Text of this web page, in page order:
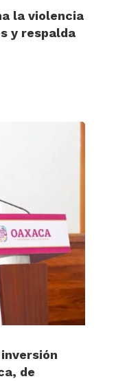
la violencia
y respalda
de